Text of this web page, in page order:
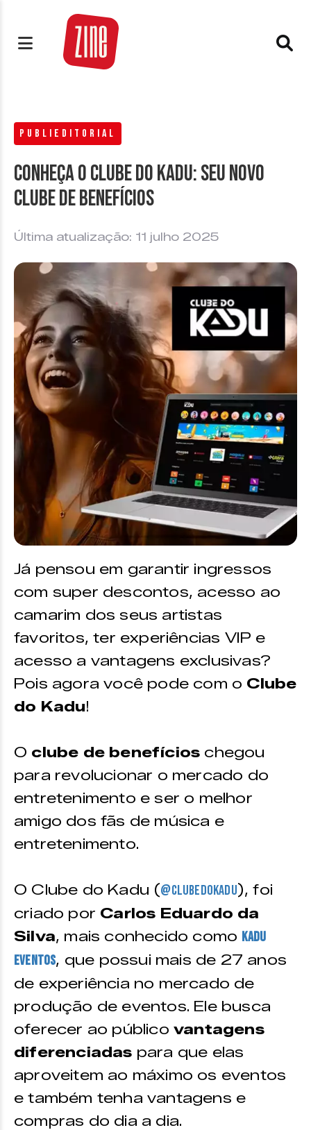
PUBLIEDITORIAL
Conheça o Clube do Kadu: seu novo
clube de benefícios
Última atualização: 11 julho 2025
Já pensou em garantir ingressos
com super descontos, acesso ao
camarim dos seus artistas
favoritos, ter experiências VIP e
acesso a vantagens exclusivas?
Pois agora você pode com o Clube
do Kadu!
O clube de benefícios chegou
para revolucionar o mercado do
entretenimento e ser o melhor
amigo dos fãs de música e
entretenimento.
O Clube do Kadu (@clubedokadu), foi
criado por Carlos Eduardo da
Silva, mais conhecido como Kadu
Eventos, que possui mais de 27 anos
de experiência no mercado de
produção de eventos. Ele busca
oferecer ao público vantagens
diferenciadas para que elas
aproveitem ao máximo os eventos
e também tenha vantagens e
compras do dia a dia.